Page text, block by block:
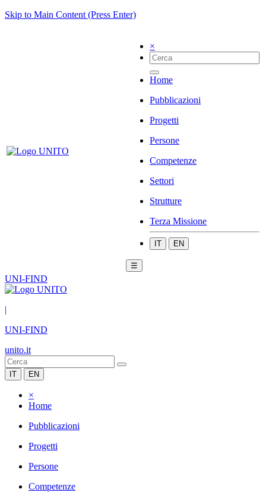
Skip to Main Content (Press Enter)
×
Home
Pubblicazioni
Progetti
Persone
Competenze
Settori
Strutture
Terza Missione
IT EN
☰
UNI-FIND
|
UNI-FIND
unito.it
IT EN
×
Home
Pubblicazioni
Progetti
Persone
Competenze